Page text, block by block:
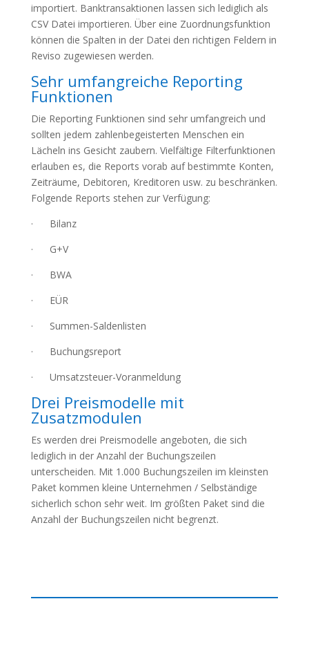
importiert. Banktransaktionen lassen sich lediglich als
CSV Datei importieren. Über eine Zuordnungsfunktion
können die Spalten in der Datei den richtigen Feldern in
Reviso zugewiesen werden.
Sehr umfangreiche Reporting
Funktionen
Die Reporting Funktionen sind sehr umfangreich und
sollten jedem zahlenbegeisterten Menschen ein
Lächeln ins Gesicht zaubern. Vielfältige Filterfunktionen
erlauben es, die Reports vorab auf bestimmte Konten,
Zeiträume, Debitoren, Kreditoren usw. zu beschränken.
Folgende Reports stehen zur Verfügung:
· Bilanz
· G+V
· BWA
· EÜR
· Summen-Saldenlisten
· Buchungsreport
· Umsatzsteuer-Voranmeldung
Drei Preismodelle mit
Zusatzmodulen
Es werden drei Preismodelle angeboten, die sich
lediglich in der Anzahl der Buchungszeilen
unterscheiden. Mit 1.000 Buchungszeilen im kleinsten
Paket kommen kleine Unternehmen / Selbständige
sicherlich schon sehr weit. Im größten Paket sind die
Anzahl der Buchungszeilen nicht begrenzt.